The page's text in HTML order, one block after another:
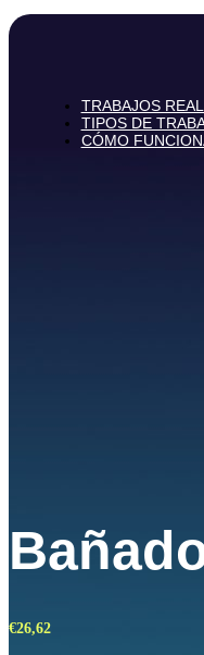
TRABAJOS
TIPOS DE
CÓMO
€26,62